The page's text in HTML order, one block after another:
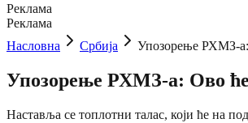
Реклама
Реклама
Насловна
Србија Упозорење РХМЗ-а:
Упозорење РХМЗ-а: Ово ће
Наставља се топлотни талас, који ће на